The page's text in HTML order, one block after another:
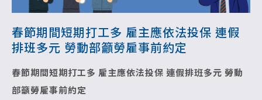
春節期間短期打工多 雇主應依法投保 連假
排班多元 勞動部籲勞雇事前約定
春節期間短期打工多 雇主應依法投保 連假排班多元 勞動
部籲勞雇事前約定